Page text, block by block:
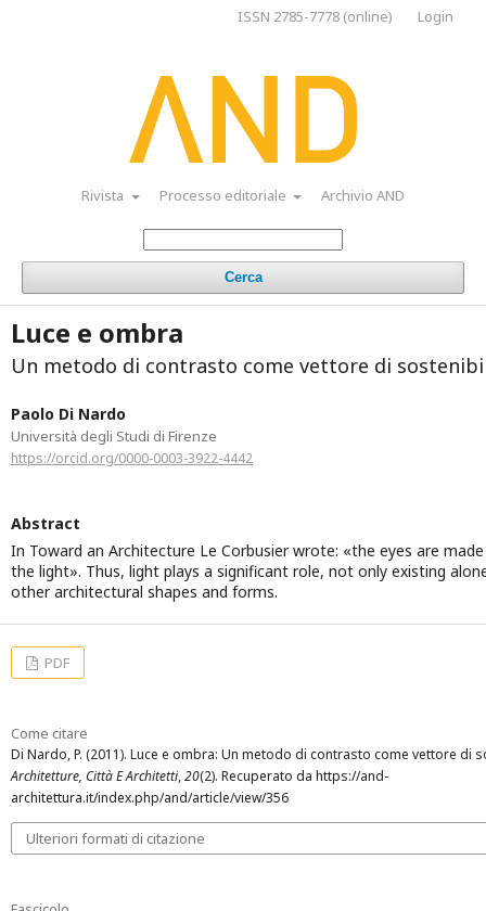
Rivista Processo editoriale Archivio AND
Cerca
ISSN 2785-7778 (online) Login
Luce e ombra
Un metodo di contrasto come vettore di
Paolo Di Nardo
Università degli Studi di Firenze
https://orcid.org/0000-0003-3922-4442
Abstract
In Toward an Architecture Le Corbusier wrote: «the eyes are
the light». Thus, light plays a significant role, not only existing
other architectural shapes and forms.
PDF
Come citare
Di Nardo, P. (2011). Luce e ombra: Un metodo di contrasto come vettore di
Architetture, Città E Architetti,20(2). Recuperato da https://and-
architettura.it/index.php/and/article/view/356
Ulteriori formati di citazione